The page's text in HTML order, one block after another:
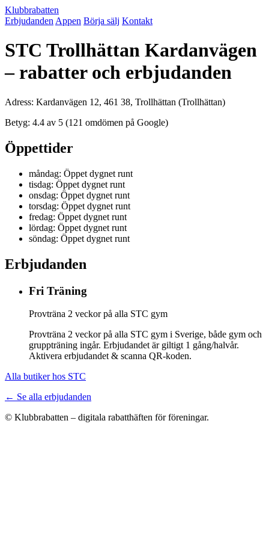
Klubbrabatten
Erbjudanden Appen Börja sälj Kontakt
STC Trollhättan Kardanvägen
– rabatter och erbjudanden
Adress: Kardanvägen 12, 461 38, Trollhättan (Trollhättan)
Betyg: 4.4 av 5 (121 omdömen på Google)
Öppettider
måndag: Öppet dygnet runt
tisdag: Öppet dygnet runt
onsdag: Öppet dygnet runt
torsdag: Öppet dygnet runt
fredag: Öppet dygnet runt
lördag: Öppet dygnet runt
söndag: Öppet dygnet runt
Erbjudanden
Fri Träning
Provträna 2 veckor på alla STC gym
Provträna 2 veckor på alla STC gym i Sverige, både gym och
gruppträning ingår. Erbjudandet är giltigt 1 gång/halvår.
Aktivera erbjudandet & scanna QR-koden.
Alla butiker hos STC
← Se alla erbjudanden
© Klubbrabatten – digitala rabatthäften för föreningar.